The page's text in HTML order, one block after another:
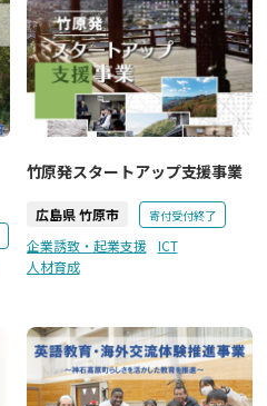
竹原発スタートアップ支援事業
広島県 竹原市 寄付受付終了
企業誘致・起業支援
ICT
人材育成